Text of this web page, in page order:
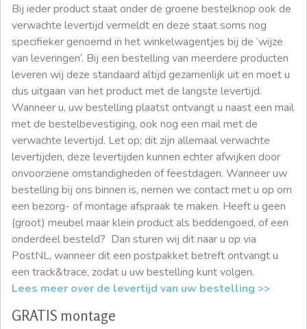
Bij ieder product staat onder de groene bestelknop ook de
verwachte levertijd vermeldt en deze staat soms nog
specifieker genoemd in het winkelwagentjes bij de ‘wijze
van leveringen’. Bij een bestelling van meerdere producten
leveren wij deze standaard altijd gezamenlijk uit en moet u
dus uitgaan van het product met de langste levertijd.
Wanneer u, uw bestelling plaatst ontvangt u naast een mail
met de bestelbevestiging, ook nog een mail met de
verwachte levertijd. Let op; dit zijn allemaal verwachte
levertijden, deze levertijden kunnen echter afwijken door
onvoorziene omstandigheden of feestdagen. Wanneer uw
bestelling bij ons binnen is, nemen we contact met u op om
een bezorg- of montage afspraak te maken. Heeft u geen
(groot) meubel maar klein product als beddengoed, of een
onderdeel besteld? Dan sturen wij dit naar u op via
PostNL, wanneer dit een postpakket betreft ontvangt u
een track&trace, zodat u uw bestelling kunt volgen.
Lees meer over de levertijd van uw bestelling >>
GRATIS montage